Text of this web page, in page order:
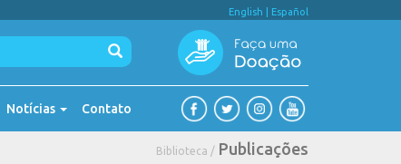
English Español
Notícias Contato
Biblioteca / Publicações